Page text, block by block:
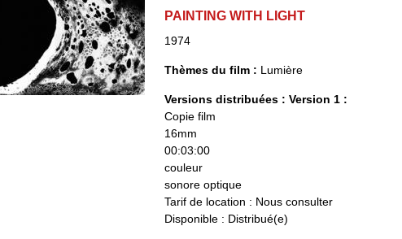
PAINTING WITH LIGHT
1974
Thèmes du film : Lumière
Versions distribuées : Version 1 :
Copie film
16mm
00:03:00
couleur
sonore optique
Tarif de location : Nous consulter
Disponible : Distribué(e)